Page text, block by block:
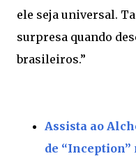
ele seja universal.
surpresa quando
brasileiros.”
Assista ao
de “Inception”